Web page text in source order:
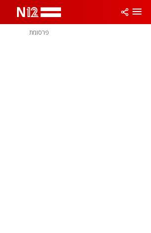
פרסומת